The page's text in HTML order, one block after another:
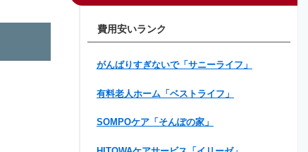
費用安いランク
がんばりすぎないで「サニーライフ」
有料老人ホーム「ベストライフ」
SOMPOケア「そんぽの家」